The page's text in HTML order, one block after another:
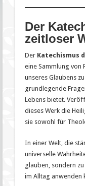
Der
zeitloser
Der Katechismus
eine Sammlung von
unseres Glaubens
grundlegende
Lebens bietet.
dieses Werk die
sie sowohl für
In einer Welt, die
universelle
glauben, sondern
im Alltag anwenden